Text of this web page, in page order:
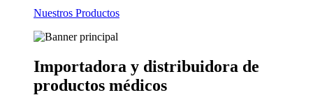
Nuestros Productos
Importadora y distribuidora de
productos médicos